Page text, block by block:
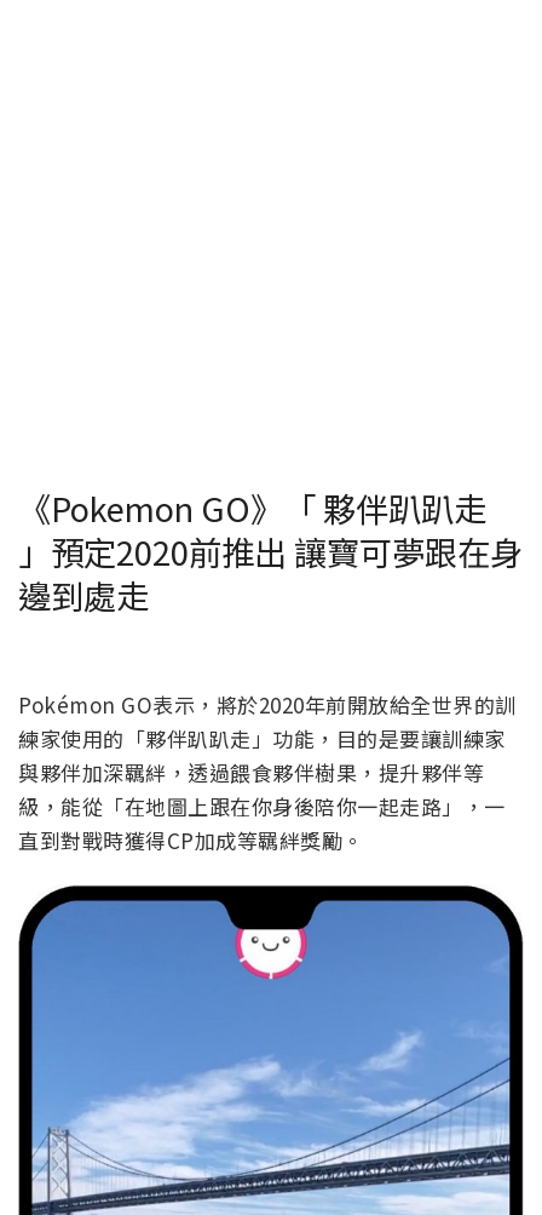
《Pokemon GO》「 夥伴趴趴走
」預定2020前推出 讓寶可夢跟在身
邊到處走
Pokémon GO表示，將於2020年前開放給全世界的訓
練家使用的「夥伴趴趴走」功能，目的是要讓訓練家
與夥伴加深羈絆，透過餵食夥伴樹果，提升夥伴等
級，能從「在地圖上跟在你身後陪你一起走路」，一
直到對戰時獲得CP加成等羈絆獎勵。